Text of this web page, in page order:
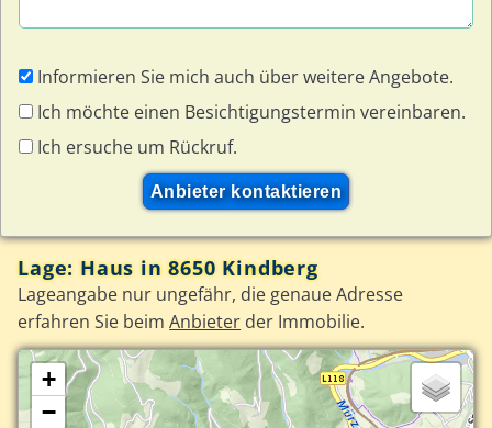
Informieren Sie mich auch über weitere Angebote.
Ich möchte einen Besichtigungstermin vereinbaren.
Ich ersuche um Rückruf.
Lage: Haus in 8650 Kindberg
Lageangabe nur ungefähr, die genaue Adresse
erfahren Sie beimAnbieter der Immobilie.
+
−